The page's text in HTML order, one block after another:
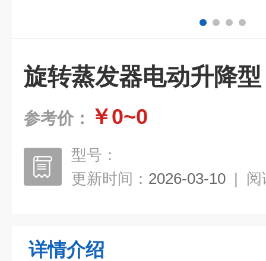
旋转蒸发器电动升降型
参考价： ￥0~0
型号：
更新时间： 2026-03-10 | 阅
详情介绍